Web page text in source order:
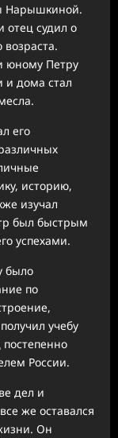
Нарышкиной.
отец судил о
возраста.
юному Петру
и дома стал
его
историю,
изучал
был быстрым
успехами.
было
по
учебу
России.
дел и
же оставался
Он